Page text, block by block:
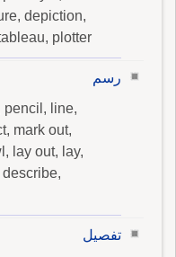
depiction,
plotter
رسم
pencil, line,
mark out,
lay out, lay,
تفصيل